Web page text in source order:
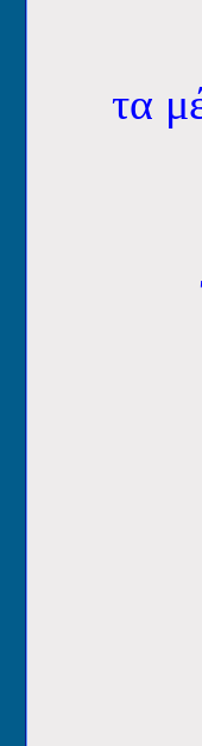
τα